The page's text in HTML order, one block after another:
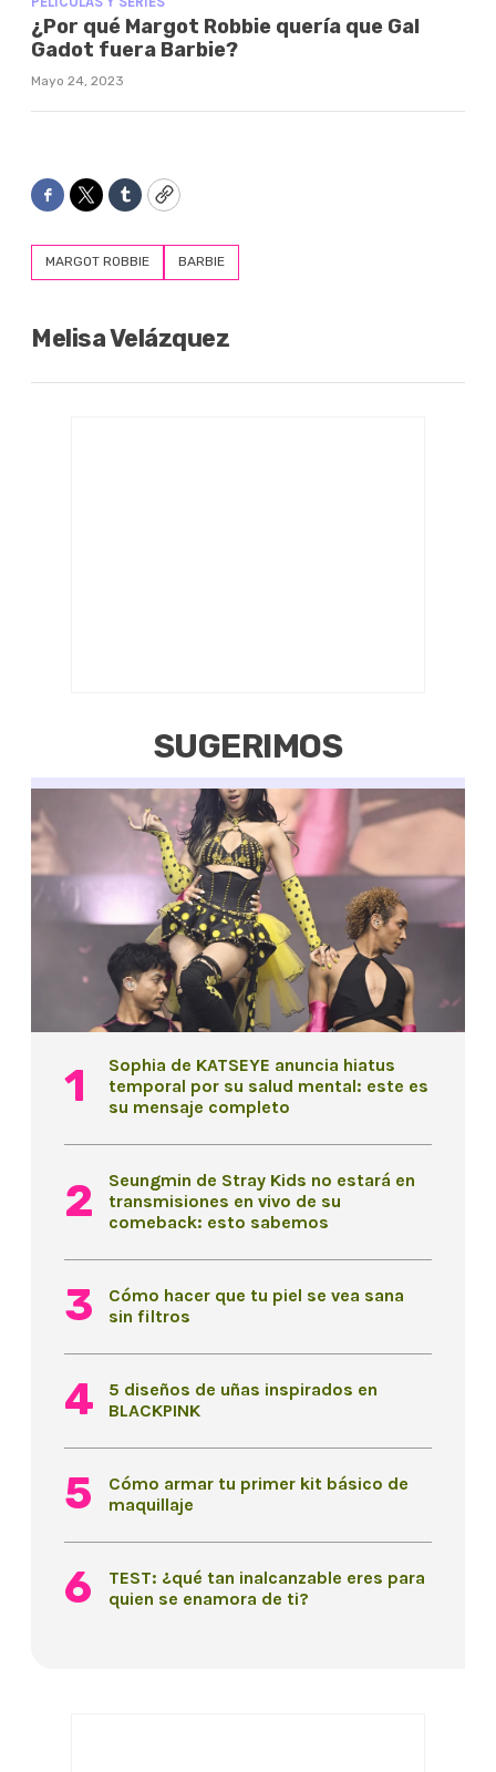
¿Por qué Margot Robbie quería que Gal
Gadot fuera Barbie?
Mayo 24, 2023
Facebook
TwitterTumblrCopy
MARGOT ROBBIE BARBIE
Melisa Velázquez
SUGERIMOS
Sophia de KATSEYE anuncia hiatus
temporal por su salud mental: este es
su mensaje completo
Seungmin de Stray Kids no estará en
transmisiones en vivo de su
comeback: esto sabemos
Cómo hacer que tu piel se vea sana
sin filtros
5 diseños de uñas inspirados en
BLACKPINK
Cómo armar tu primer kit básico de
maquillaje
TEST: ¿qué tan inalcanzable eres para
quien se enamora de ti?